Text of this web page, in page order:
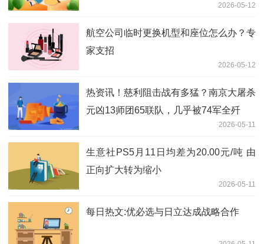
2026-05-12
航空公司临时更换机型和座位怎么办？专
家支招
2026-05-12
热资讯！慈利阻击战有多猛？南京大屠杀
元凶13师团65联队，几乎被74军全歼
2026-05-11
生意社PS5月11日均差为20.00元/吨 由
正向扩大转为缩小
2026-05-11
每日热文:优必选与日立达成战略合作